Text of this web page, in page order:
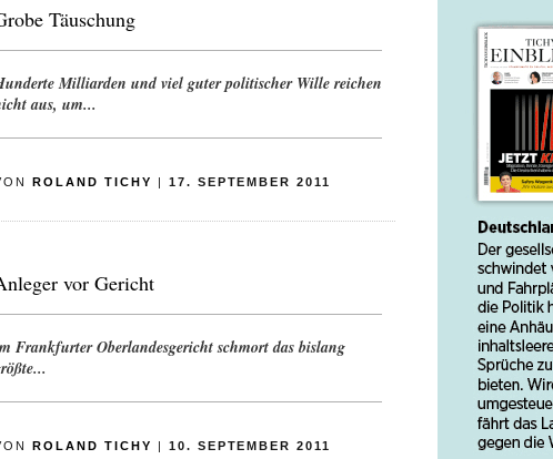
Täuschung
Milliarden und viel guter politischer Wille reichen
aus, um...
ROLAND TICHY | 17. SEPTEMBER 2011
vor Gericht
Frankfurter Oberlandesgericht schmort das bislang
ROLAND TICHY | 10. SEPTEMBER 2011